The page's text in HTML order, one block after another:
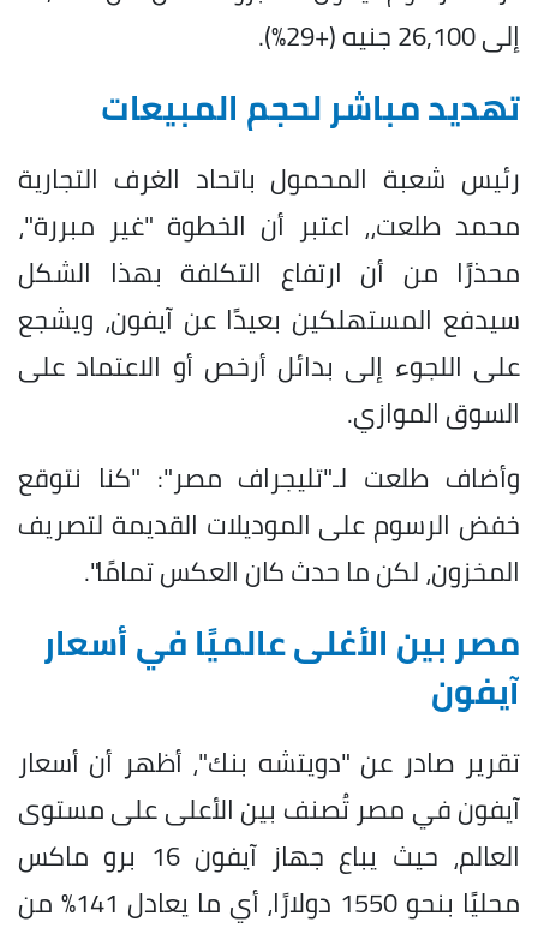
إلى 26,100 جنيه (+29%).
تهديد مباشر لحجم المبيعات
رئيس شعبة المحمول باتحاد الغرف التجارية
محمد طلعت،، اعتبر أن الخطوة "غير مبررة"،
محذرًا من أن ارتفاع التكلفة بهذا الشكل
سيدفع المستهلكين بعيدًا عن آيفون، ويشجع
على اللجوء إلى بدائل أرخص أو الاعتماد على
السوق الموازي.
وأضاف طلعت لـ"تليجراف مصر": "كنا نتوقع
خفض الرسوم على الموديلات القديمة لتصريف
المخزون، لكن ما حدث كان العكس تمامًا".
مصر بين الأغلى عالميًا في أسعار
آيفون
تقرير صادر عن "دويتشه بنك"، أظهر أن أسعار
آيفون في مصر تُصنف بين الأعلى على مستوى
العالم، حيث يباع جهاز آيفون 16 برو ماكس
محليًا بنحو 1550 دولارًا، أي ما يعادل 141% من